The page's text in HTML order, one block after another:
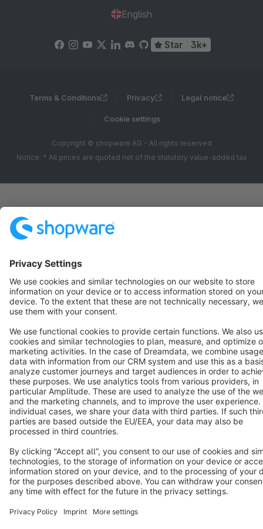
English
Star 3k+
Terms & Conditions Privacy Legal notice
Cookie settings
Copyright © shopware AG - All rights reserved
Notice: * All prices are quoted net of the statutory value-added tax